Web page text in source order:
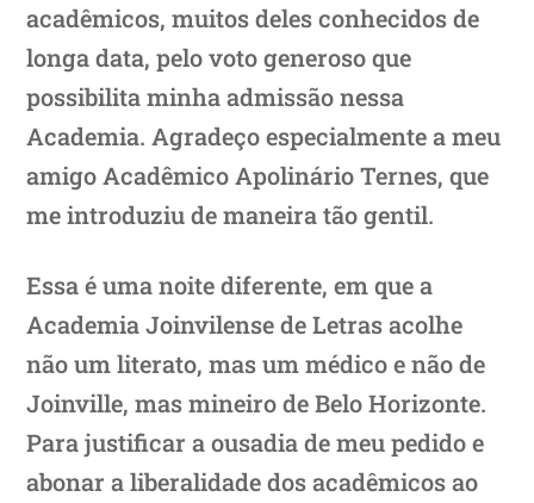
acadêmicos, muitos deles conhecidos de
longa data, pelo voto generoso que
possibilita minha admissão nessa
Academia. Agradeço especialmente a meu
amigo Acadêmico Apolinário Ternes, que
me introduziu de maneira tão gentil.
Essa é uma noite diferente, em que a
Academia Joinvilense de Letras acolhe
não um literato, mas um médico e não de
Joinville, mas mineiro de Belo Horizonte.
Para justificar a ousadia de meu pedido e
abonar a liberalidade dos acadêmicos ao